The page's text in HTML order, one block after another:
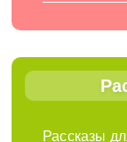
Рассказы